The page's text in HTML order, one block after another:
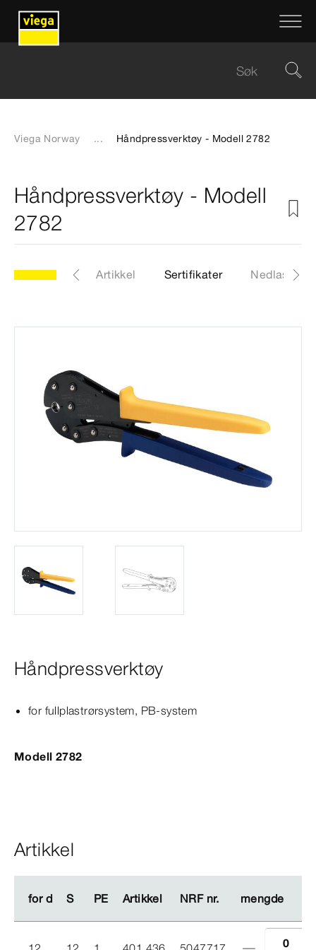
Viega Norway ... Håndpressverktøy - Modell 2782
Håndpressverktøy - Modell
2782
Modell 2782 Artikkel Sertifikater
Håndpressverktøy
for fullplastrørsystem, PB-​system
Modell 2782
Artikkel
for d S PE Artikkel NRF nr. mengde
for d S PE Artikkel NRF nr. mengde